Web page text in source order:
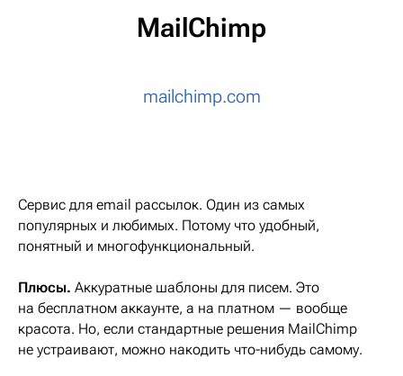
MailChimp
mailchimp.com
Сервис для email рассылок. Один из самых
популярных и любимых. Потому что удобный,
понятный и многофункциональный.
Плюсы. Аккуратные шаблоны для писем. Это
на бесплатном аккаунте, а на платном — вообще
красота. Но, если стандартные решения MailChimp
не устраивают, можно накодить что-нибудь самому.